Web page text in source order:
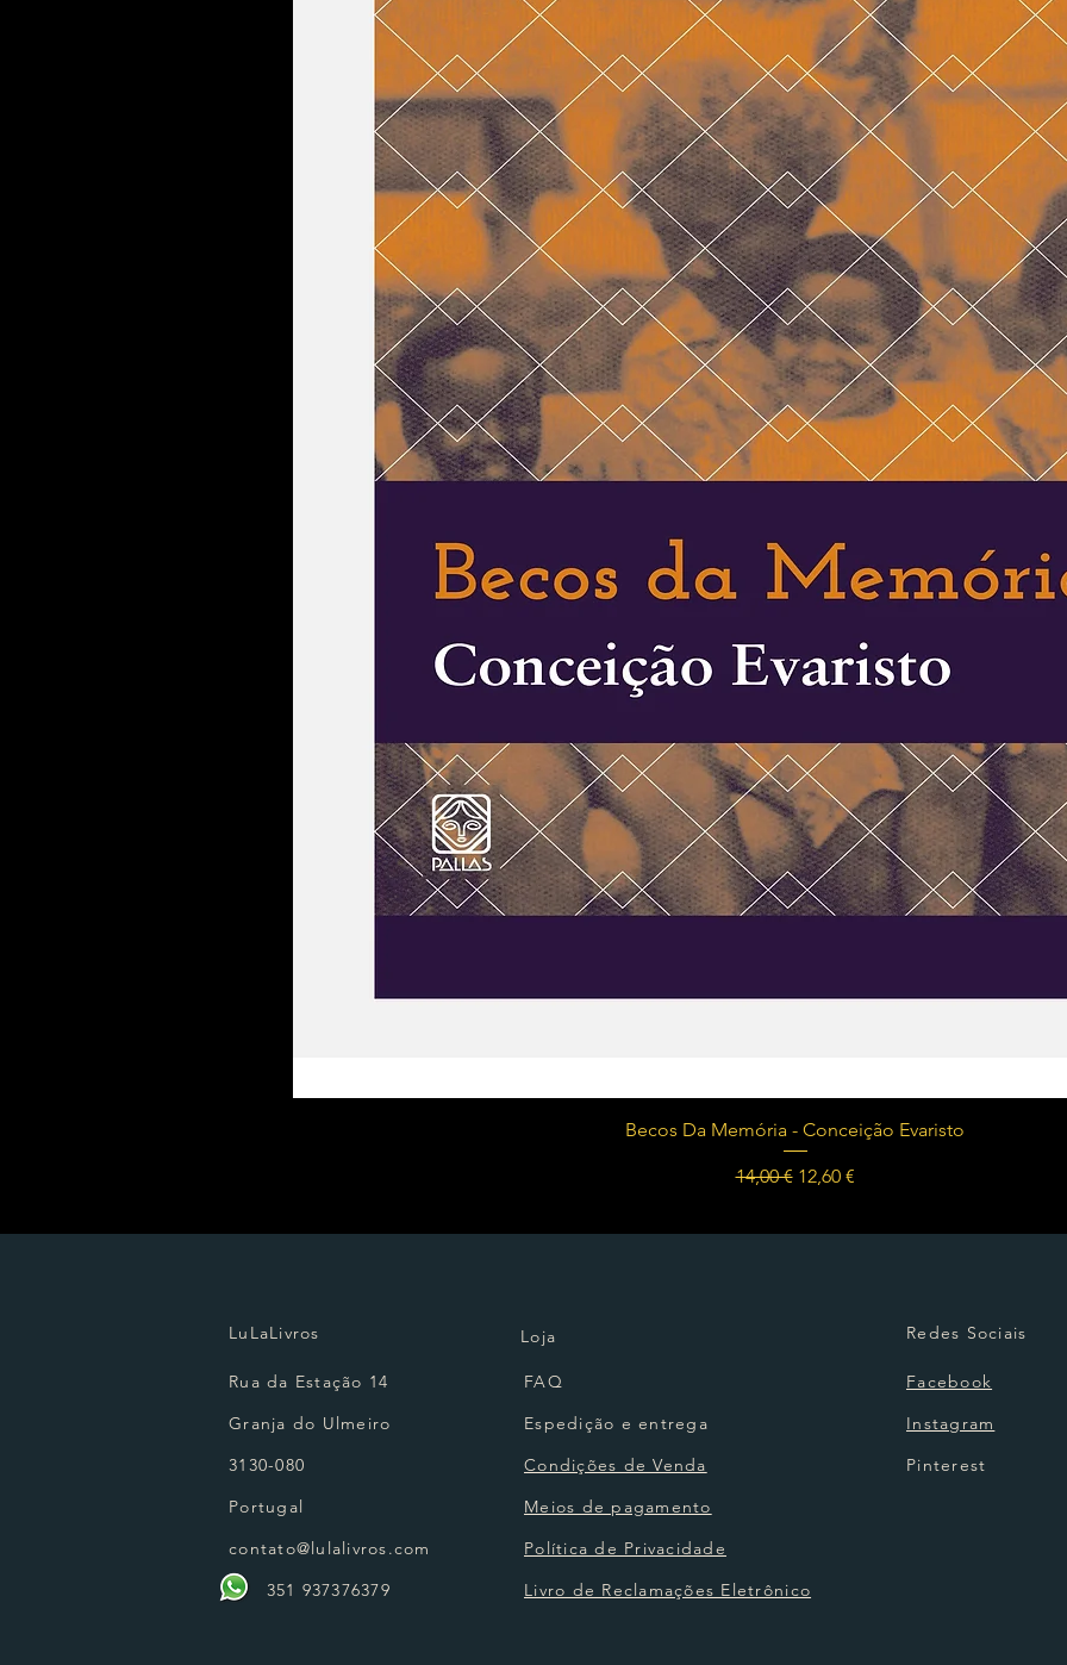
Visualização rápida
Becos Da Memória - Conceição Evaristo
Preço normal
14,00 € Preço promocional
12,60 €
LuLaLivros Loja
Rua da Estação 14
Granja do Ulmeiro
3130-080
Portugal
contato@lulalivros.com
351 937376379
FAQ
Espedição e entrega
Condições de Venda
Meios de pagamento
Política de Privacidade
Livro de Reclamações Eletrônico
Redes Sociais
Facebook
Instagram
Pinterest